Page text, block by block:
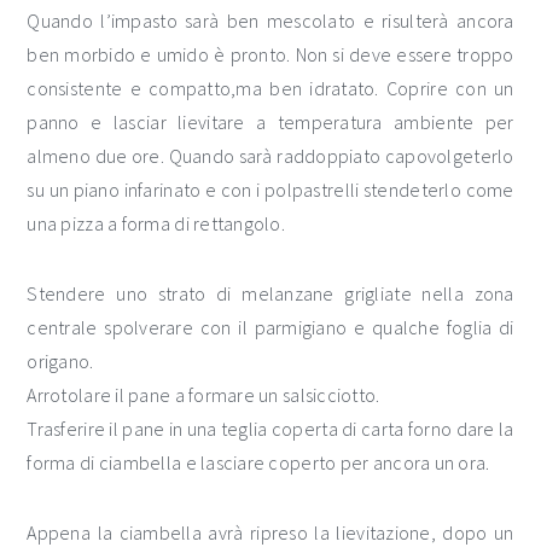
Quando l’impasto sarà ben mescolato e risulterà ancora
ben morbido e umido è pronto. Non si deve essere troppo
consistente e compatto,ma ben idratato. Coprire con un
panno e lasciar lievitare a temperatura ambiente per
almeno due ore. Quando sarà raddoppiato capovolgeterlo
su un piano infarinato e con i polpastrelli stendeterlo come
una pizza a forma di rettangolo.
Stendere uno strato di melanzane grigliate nella zona
centrale spolverare con il parmigiano e qualche foglia di
origano.
Arrotolare il pane a formare un salsicciotto.
Trasferire il pane in una teglia coperta di carta forno dare la
forma di ciambella e lasciare coperto per ancora un ora.
Appena la ciambella avrà ripreso la lievitazione, dopo un